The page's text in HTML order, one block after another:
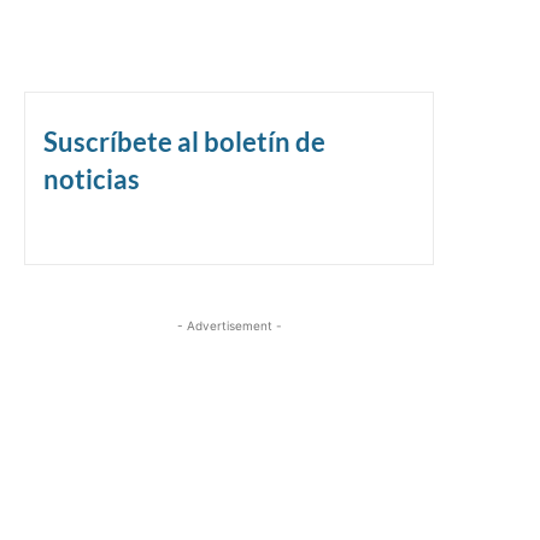
Suscríbete al boletín de
noticias
- Advertisement -